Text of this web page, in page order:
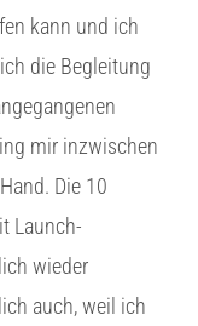
kann und ich
die Begleitung
mir inzwischen
Die 10
Launch-
wieder
auch, weil ich